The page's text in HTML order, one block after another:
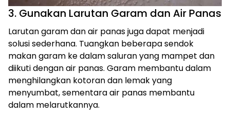
3. Gunakan Larutan Garam dan Air Panas
Larutan garam dan air panas juga dapat menjadi
solusi sederhana. Tuangkan beberapa sendok
makan garam ke dalam saluran yang mampet dan
diikuti dengan air panas. Garam membantu dalam
menghilangkan kotoran dan lemak yang
menyumbat, sementara air panas membantu
dalam melarutkannya.